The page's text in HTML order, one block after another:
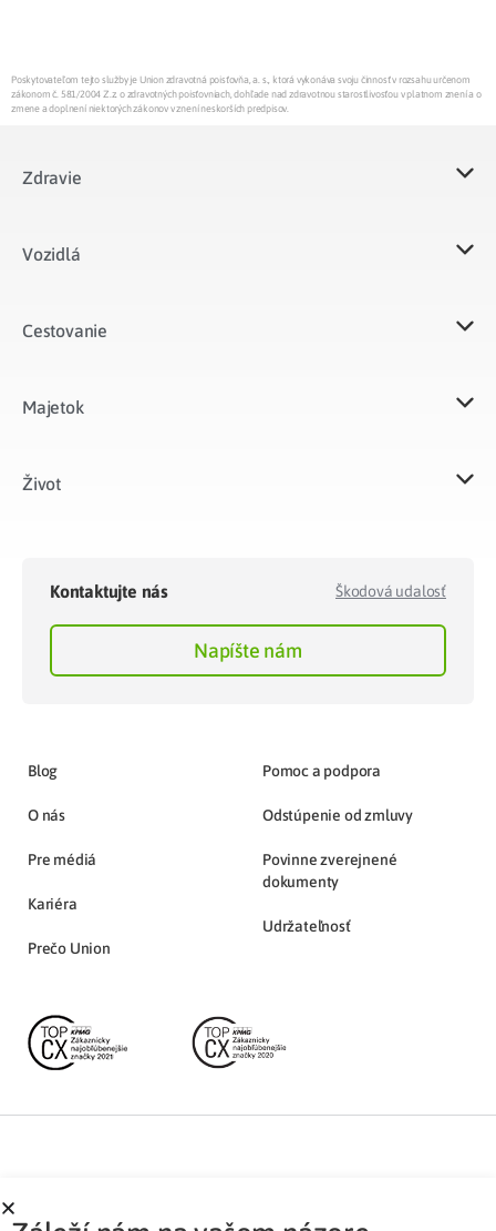
Poskytovateľom tejto služby je Union zdravotná poisťovňa, a. s., ktorá vykonáva svoju činnosť v rozsahu určenom
zákonom č. 581/2004 Z.z. o zdravotných poisťovniach, dohľade nad zdravotnou starostlivosťou v platnom znení a o
zmene a doplnení niektorých zákonov v znení neskorších predpisov.
Zdravie
Vozidlá​
Cestovanie
Majetok​
Život​
Kontaktujte nás Škodová udalosť
Napíšte nám
Blog
O nás
Pre médiá
Kariéra
Prečo Union
Pomoc a podpora
Odstúpenie od zmluvy
Povinne zverejnené
dokumenty
Udržateľnosť
Partnerská zóna Ochrana osobných údajov